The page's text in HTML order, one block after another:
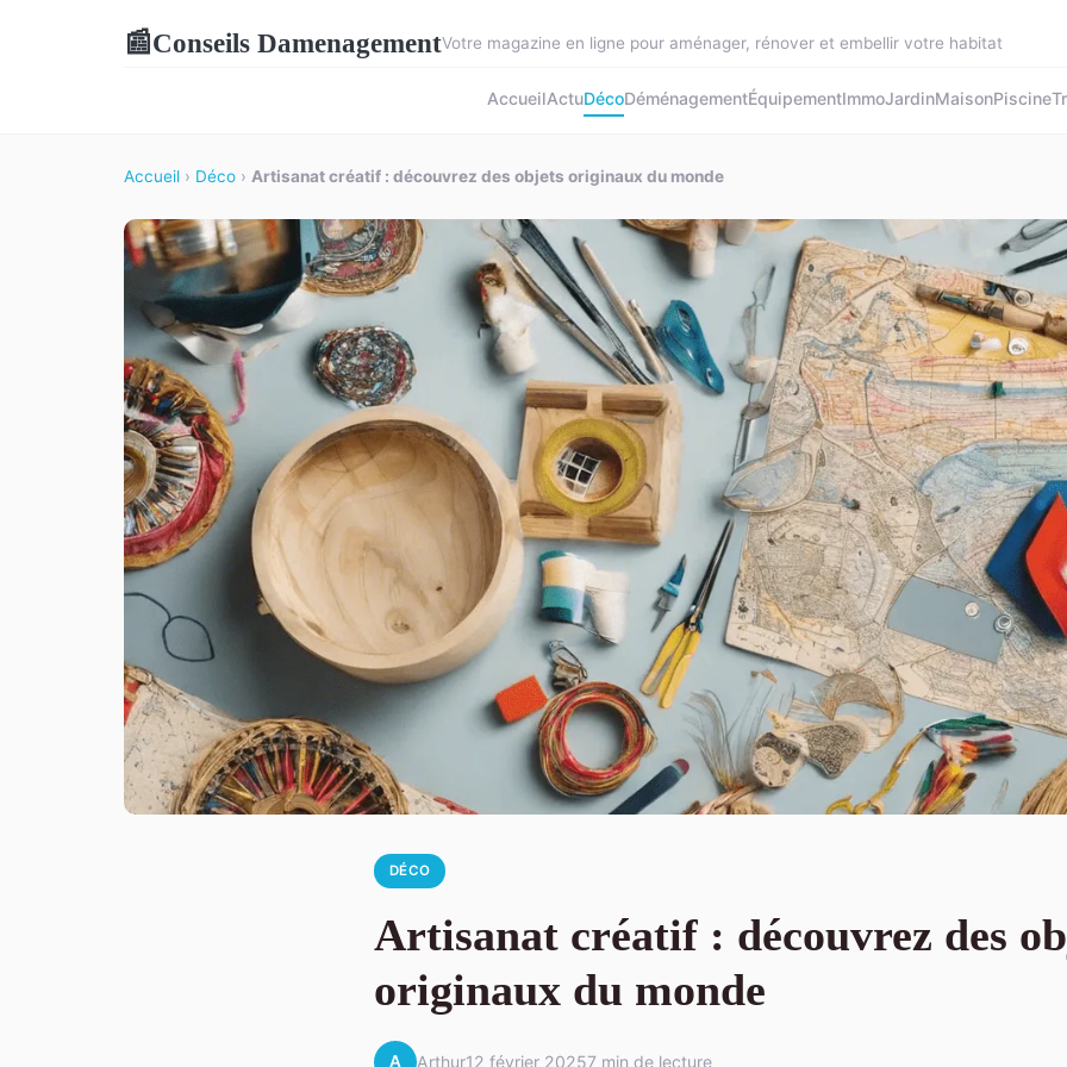
📰Conseils DamenagementVotre magazine en ligne pour aménager, rénover et embellir votre habitat
AccueilActuDécoDéménagementÉquipementImmoJardinMaisonPiscine
Accueil › Déco › Artisanat créatif : découvrez des objets originaux du monde
DÉCO
Artisanat créatif : découvrez des
originaux du monde
A Arthur12 février 20257 min de lecture